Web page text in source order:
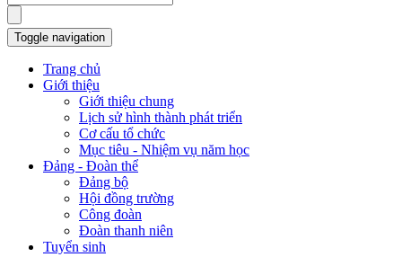
Toggle navigation
Trang chủ
Giới thiệu
Giới thiệu chung
Lịch sử hình thành phát triển
Cơ cấu tổ chức
Mục tiêu - Nhiệm vụ năm học
Đảng - Đoàn thể
Đảng bộ
Hội đồng trường
Công đoàn
Đoàn thanh niên
Tuyển sinh